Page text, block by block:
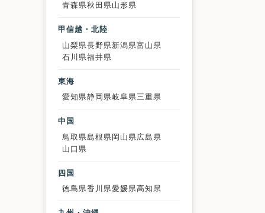
青森県秋田県山形県
甲信越・北陸
山梨県長野県 新潟県富山県
石川県福井県
東海
愛知県静岡県岐阜県三重県
中国
鳥取県島根県 岡山県 広島県
山口県
四国
徳島県香川県愛媛県高知県